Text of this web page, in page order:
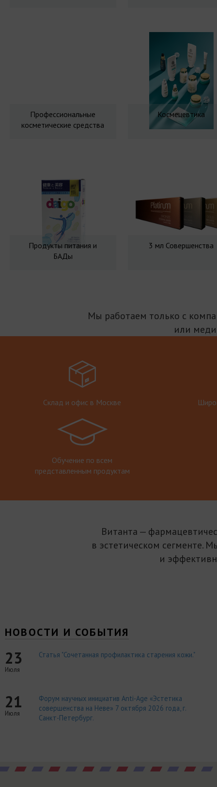
Профессиональные
косметические средства
Космецевтика
Продукты питания и
БАДы
3 мл Совершенства
Мы работаем только с
или
Склад и офис в Москве
Обучение по всем
представленным продуктам
Витанта —
в эстетическом сегменте.
и
НОВОСТИ И СОБЫТИЯ
23
Июля
Статья "Сочетанная профилактика старения кожи."
21
Июля
Форум научных инициатив Anti-Age «Эстетика
совершенства на Неве» 7 октября 2026 года, г.
Санкт-Петербург.